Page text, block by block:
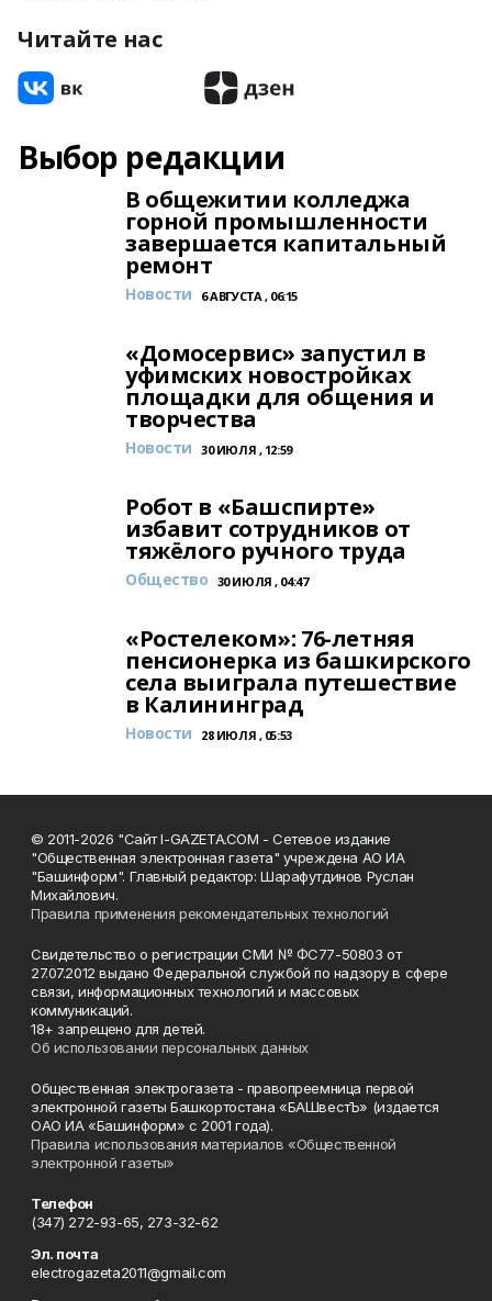
Читайте нас
Выбор редакции
В общежитии колледжа
горной промышленности
завершается капитальный
ремонт
Новости 6 АВГУСТА , 06:15
«Домосервис» запустил в
уфимских новостройках
площадки для общения и
творчества
Новости 30 ИЮЛЯ , 12:59
Робот в «Башспирте»
избавит сотрудников от
тяжёлого ручного труда
Общество 30 ИЮЛЯ , 04:47
«Ростелеком»: 76-летняя
пенсионерка из башкирского
села выиграла путешествие
в Калининград
Новости 28 ИЮЛЯ , 05:53
© 2011-2026 "Сайт I-GAZETA.COM - Сетевое издание
"Общественная электронная газета" учреждена АО ИА
"Башинформ". Главный редактор: Шарафутдинов Руслан
Михайлович.
Правила применения рекомендательных технологий
Свидетельство о регистрации СМИ № ФС77-50803 от
27.07.2012 выдано Федеральной службой по надзору в сфере
связи, информационных технологий и массовых
коммуникаций.
18+ запрещено для детей.
Об использовании персональных данных
Общественная электрогазета - правопреемница первой
электронной газеты Башкортостана «БАШвестЪ» (издается
ОАО ИА «Башинформ» с 2001 года).
Правила использования материалов «Общественной
электронной газеты»
Телефон
(347) 272-93-65, 273-32-62
Эл. почта
electrogazeta2011@gmail.com